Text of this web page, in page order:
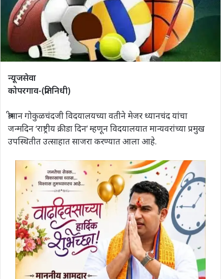
न्यूजसेवा
कोपरगाव-(प्रतिनिधी)
श्रीमान गोकुळचंदजी विदयालयच्या वतीने मेजर ध्यानचंद यांचा
जन्मदिन ‘राष्ट्रीय क्रीडा दिन’ म्हणून विदयालयात मान्यवरांच्या प्रमुख
उपस्थितीत उत्साहात साजरा करण्यात आला आहे.